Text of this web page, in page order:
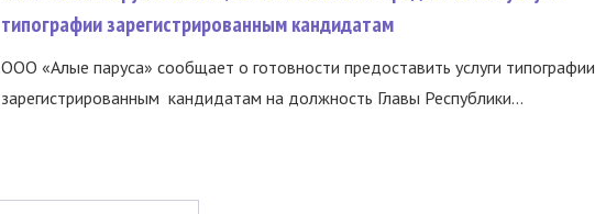
типографии зарегистрированным кандидатам
ООО «Алые паруса» сообщает о готовности предоставить услуги типографии
зарегистрированным кандидатам на должность Главы Республики...